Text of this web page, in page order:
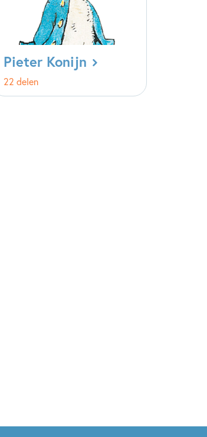
Pieter Konijn
22 delen